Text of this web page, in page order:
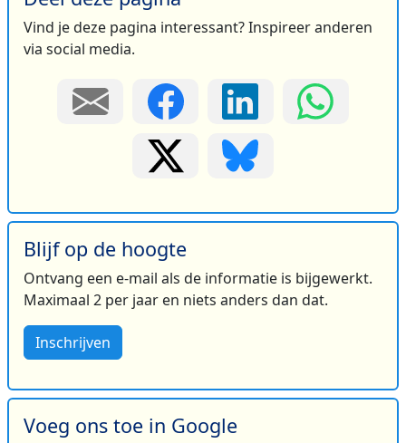
Vind je deze pagina interessant? Inspireer anderen
via social media.
Blijf op de hoogte
Ontvang een e-mail als de informatie is bijgewerkt.
Maximaal 2 per jaar en niets anders dan dat.
Inschrijven
Voeg ons toe in Google